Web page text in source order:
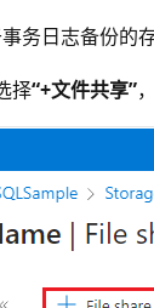
务日志备份的存
择“+文件共享”